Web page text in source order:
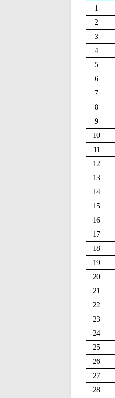
1
2
3
4
5
6
7
8
9
10
11
12
13
14
15
16
17
18
19
20
21
22
23
24
25
26
27
28